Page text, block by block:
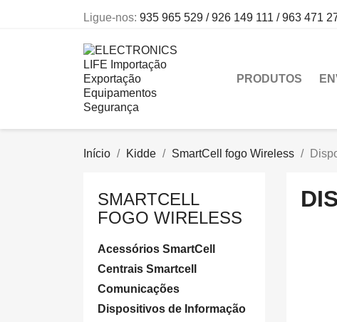
Ligue-nos: 935 965 529 / 926 149 111 / 963 471
PRODUTOS
Início Kidde SmartCell fogo Wireless
SMARTCELL
FOGO WIRELESS
Acessórios SmartCell
Centrais Smartcell
Comunicações
Dispositivos de Informação